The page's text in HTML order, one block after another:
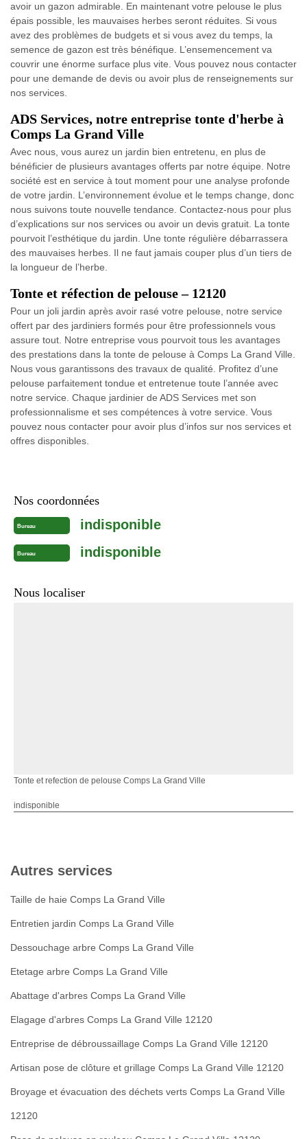
avoir un gazon admirable. En maintenant votre pelouse le plus
épais possible, les mauvaises herbes seront réduites. Si vous
avez des problèmes de budgets et si vous avez du temps, la
semence de gazon est très bénéfique. L’ensemencement va
couvrir une énorme surface plus vite. Vous pouvez nous contacter
pour une demande de devis ou avoir plus de renseignements sur
nos services.
ADS Services, notre entreprise tonte d'herbe à
Comps La Grand Ville
Avec nous, vous aurez un jardin bien entretenu, en plus de
bénéficier de plusieurs avantages offerts par notre équipe. Notre
société est en service à tout moment pour une analyse profonde
de votre jardin. L’environnement évolue et le temps change, donc
nous suivons toute nouvelle tendance. Contactez-nous pour plus
d’explications sur nos services ou avoir un devis gratuit. La tonte
pourvoit l’esthétique du jardin. Une tonte régulière débarrassera
des mauvaises herbes. Il ne faut jamais couper plus d’un tiers de
la longueur de l’herbe.
Tonte et réfection de pelouse – 12120
Pour un joli jardin après avoir rasé votre pelouse, notre service
offert par des jardiniers formés pour être professionnels vous
assure tout. Notre entreprise vous pourvoit tous les avantages
des prestations dans la tonte de pelouse à Comps La Grand Ville.
Nous vous garantissons des travaux de qualité. Profitez d’une
pelouse parfaitement tondue et entretenue toute l’année avec
notre service. Chaque jardinier de ADS Services met son
professionnalisme et ses compétences à votre service. Vous
pouvez nous contacter pour avoir plus d’infos sur nos services et
offres disponibles.
Nos coordonnées
Bureau indisponible
Bureau indisponible
Nous localiser
Tonte et refection de pelouse Comps La Grand Ville
indisponible
Autres services
Taille de haie Comps La Grand Ville
Entretien jardin Comps La Grand Ville
Dessouchage arbre Comps La Grand Ville
Etetage arbre Comps La Grand Ville
Abattage d'arbres Comps La Grand Ville
Elagage d'arbres Comps La Grand Ville 12120
Entreprise de débroussaillage Comps La Grand Ville 12120
Artisan pose de clôture et grillage Comps La Grand Ville 12120
Broyage et évacuation des déchets verts Comps La Grand Ville
12120